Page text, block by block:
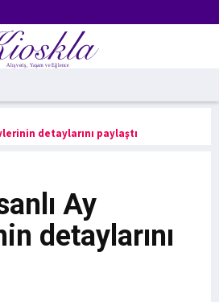
detaylarını paylaştı
Ay
detaylarını